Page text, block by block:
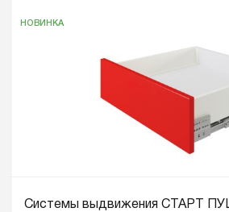
НОВИНКА
Системы выдвижения СТАРТ